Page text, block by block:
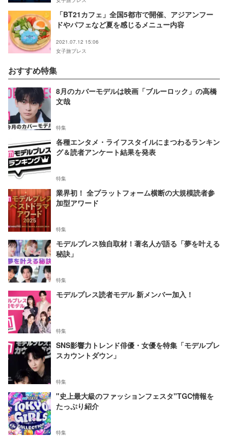
「BT21カフェ」全国5都市で開催、アジアンフー
ドやパフェなど夏を感じるメニュー内容
2021.07.12 15:06
女子旅プレス
おすすめ特集
8月のカバーモデルは映画「ブルーロック」の高橋
文哉
特集
各種エンタメ・ライフスタイルにまつわるランキン
グ＆読者アンケート結果を発表
特集
業界初！ 全プラットフォーム横断の大規模読者参
加型アワード
特集
モデルプレス独自取材！著名人が語る「夢を叶える
秘訣」
特集
モデルプレス読者モデル 新メンバー加入！
特集
SNS影響力トレンド俳優・女優を特集「モデルプレ
スカウントダウン」
特集
"史上最大級のファッションフェスタ"TGC情報を
たっぷり紹介
特集